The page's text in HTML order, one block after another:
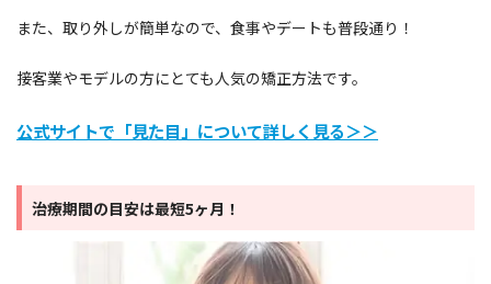
また、取り外しが簡単なので、食事やデートも普段通り！
接客業やモデルの方にとても人気の矯正方法です。
公式サイトで「見た目」について詳しく見る＞＞
治療期間の目安は最短5ヶ月！